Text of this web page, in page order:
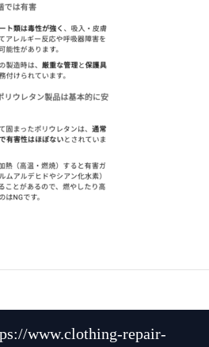
www.clothing-repair-